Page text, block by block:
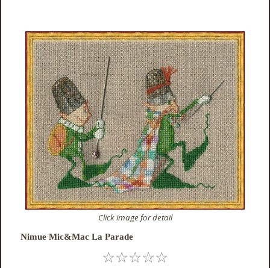
Click image for detail
Nimue Mic&Mac La Parade
☆☆☆☆☆